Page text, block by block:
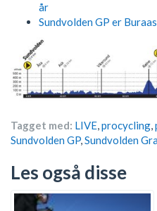
år
Sundvolden GP er
Tagget med: LIVE,procycling,
Sundvolden GP,Sundvolden
Les også disse